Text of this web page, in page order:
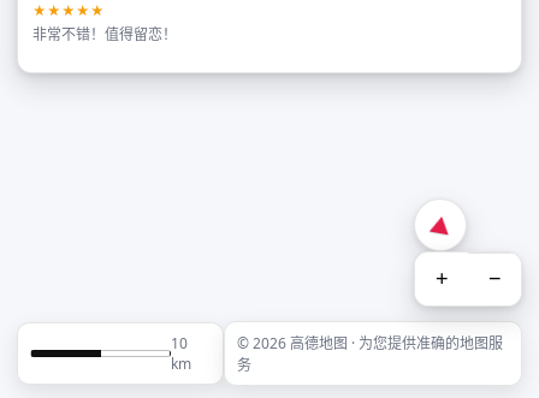
★★★★★
非常不错！值得留恋！
+ −
10
km
© 2026 高德地图 · 为您提供准确的地图服
务